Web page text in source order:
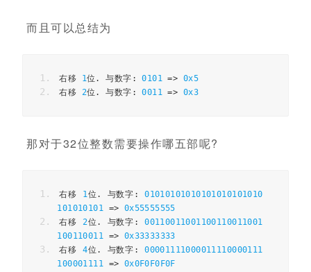
而且可以总结为
右移 1位. 与数字: 0101 => 0x5
右移 2位. 与数字: 0011 => 0x3
那对于32位整数需要操作哪五部呢?
右移 1位. 与数字:
01010101010101010101010
101010101 => 0x55555555
右移
2位. 与数字:
00110011001100110011001
100110011 => 0x33333333
右移
4位. 与数字:
00001111000011110000111
100001111 => 0x0F0F0F0F